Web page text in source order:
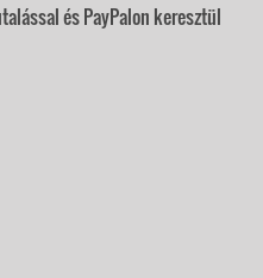
és PayPalon keresztül